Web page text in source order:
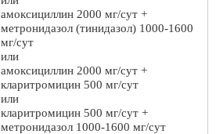
амоксициллин 2000 мг/сут +
метронидазол (тинидазол) 1000-1600
мг/сут
или
амоксициллин 2000 мг/сут +
кларитромицин 500 мг/сут
или
кларитромицин 500 мг/сут +
метронидазол 1000-1600 мг/сут